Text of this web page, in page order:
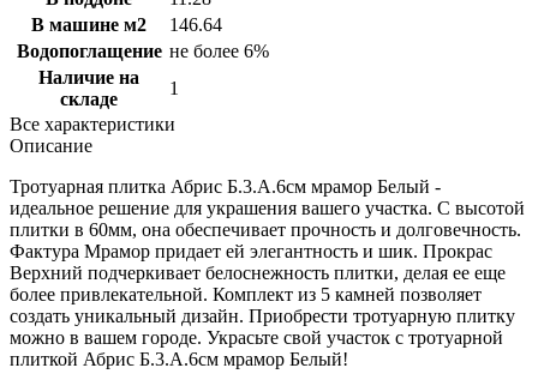
В машине м2
146.64
Водопоглащение не более 6%
Наличие на
складе
1
Все характеристики
Описание
Тротуарная плитка Абрис Б.3.А.6см мрамор Белый -
идеальное решение для украшения вашего участка. С высотой
плитки в 60мм, она обеспечивает прочность и долговечность.
Фактура Мрамор придает ей элегантность и шик. Прокрас
Верхний подчеркивает белоснежность плитки, делая ее еще
более привлекательной. Комплект из 5 камней позволяет
создать уникальный дизайн. Приобрести тротуарную плитку
можно в вашем городе. Украсьте свой участок с тротуарной
плиткой Абрис Б.3.А.6см мрамор Белый!